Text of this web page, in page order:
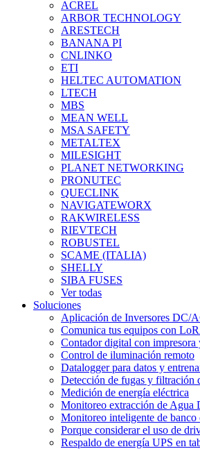
ACREL
ARBOR TECHNOLOGY
ARESTECH
BANANA PI
CNLINKO
ETI
HELTEC AUTOMATION
LTECH
MBS
MEAN WELL
MSA SAFETY
METALTEX
MILESIGHT
PLANET NETWORKING
PRONUTEC
QUECLINK
NAVIGATEWORX
RAKWIRELESS
RIEVTECH
ROBUSTEL
SCAME (ITALIA)
SHELLY
SIBA FUSES
Ver todas
Soluciones
Aplicación de Inversores DC/
Comunica tus equipos con
Contador digital con impresora
Control de iluminación remoto
Datalogger para datos y
Detección de fugas y filtración
Medición de energía eléctrica
Monitoreo extracción de Agua
Monitoreo inteligente de banco
Porque considerar el uso de
Respaldo de energía UPS en